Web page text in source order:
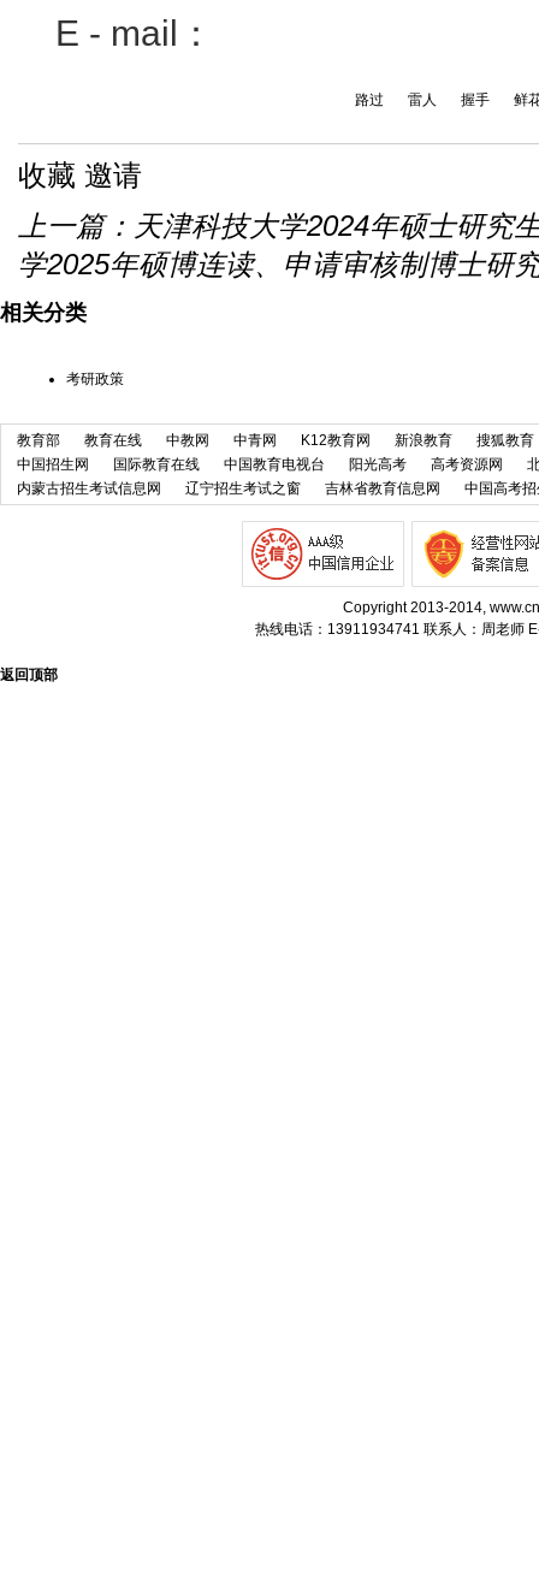
E - mail ：
路过 雷人 握手 鲜
收藏 邀请
上一篇： 天津科技大学2024年硕士研究
学2025年硕博连读、申请审核制博士研
相关分类
考研政策
教育部 教育在线 中教网 中青网 K12教育网 新浪教育
搜狐教育
中国招生网
国际教育在线 中国教育电视台 阳光高考 高考资源网
内蒙古招生考试信息网
辽宁招生考试之窗 吉林省教育信息网 中国高考
Copyright 2013-2014,
热线电话：13911934741 联系人：周老师
返回顶部